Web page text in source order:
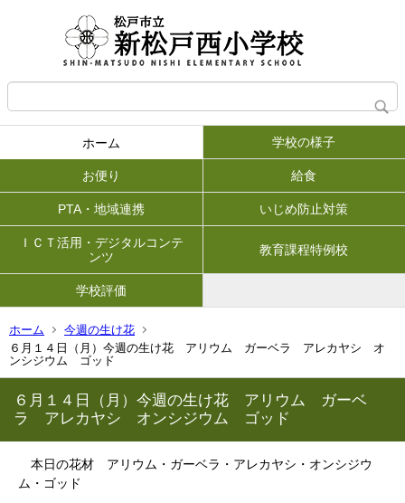
ホーム 学校の様子
お便り 給食
PTA・地域連携 いじめ防止対策
ＩＣＴ活用・デジタルコンテ
ンツ
教育課程特例校
学校評価
ホーム
今週の生け花
６月１４日（月）今週の生け花 アリウム ガーベラ アレカヤシ オ
ンシジウム ゴッド
６月１４日（月）今週の生け花 アリウム ガーベ
ラ アレカヤシ オンシジウム ゴッド
本日の花材 アリウム・ガーベラ・アレカヤシ・オンシジウ
ム・ゴッド